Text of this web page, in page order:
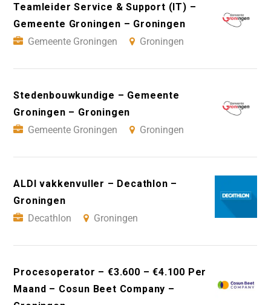
Teamleider Service & Support (IT) –
Gemeente Groningen – Groningen
Gemeente Groningen
Groningen
Stedenbouwkundige – Gemeente
Groningen – Groningen
Gemeente Groningen
Groningen
ALDI vakkenvuller – Decathlon –
Groningen
Decathlon
Groningen
Procesoperator – €3.600 – €4.100 Per
Maand – Cosun Beet Company –